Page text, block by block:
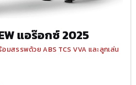
แอร๊อกซ์ 2025
มสรรพด้วย ABS TCS VVA และลูกเล่น